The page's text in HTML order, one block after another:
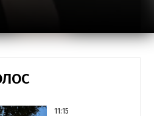
11:15